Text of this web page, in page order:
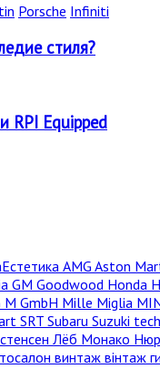
Porsche Infiniti
стиля?
RPI Equipped
AMG Aston
GM Goodwood Honda
M GmbH Mille Miglia
SRT Subaru Suzuki
Лёб Монако
винтаж вінтаж